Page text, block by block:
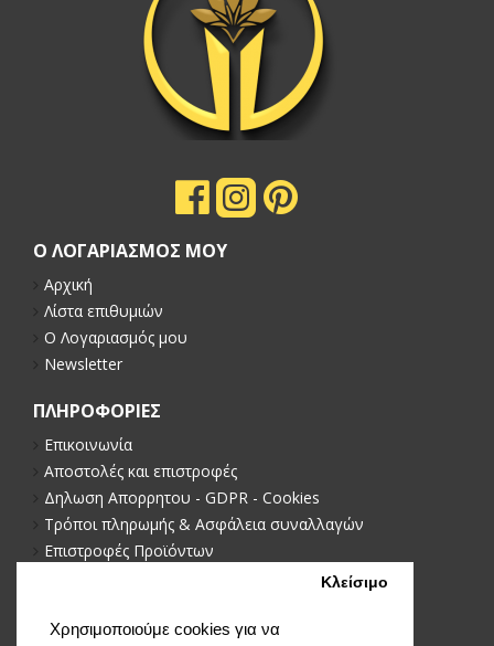
Χρησιμοποιούμε cookies για να
Κλείσιμο
Ο ΛΟΓΑΡΙΑΣΜΟΣ ΜΟΥ
Αρχική
Λίστα επιθυμιών
Ο Λογαριασμός μου
Newsletter
ΠΛΗΡΟΦΟΡΙΕΣ
Επικοινωνία
Αποστολές και επιστροφές
Δηλωση Απορρητου - GDPR - Cookies
Τρόποι πληρωμής & Ασφάλεια συναλλαγών
Επιστροφές Προϊόντων
NEWSLETTER